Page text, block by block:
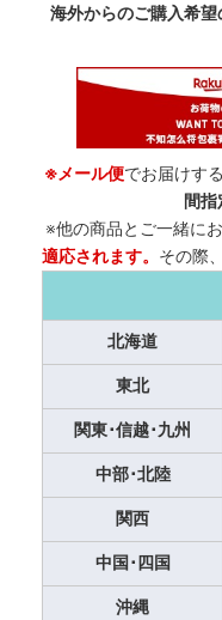
海外からのご購入希
※メール便でお届けす
間指
※他の商品とご一緒に
適応されます。 その際、
北海道
東北
関東･信越･九州
中部･北陸
関西
中国･四国
沖縄